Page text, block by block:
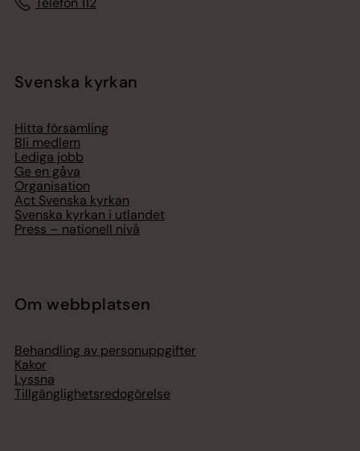
Svenska kyrkan
Hitta församling
Bli medlem
Lediga jobb
Ge en gåva
Organisation
Act Svenska kyrkan
Svenska kyrkan i utlandet
Press – nationell nivå
Om webbplatsen
Behandling av personuppgifter
Kakor
Lyssna
Tillgänglighetsredogörelse